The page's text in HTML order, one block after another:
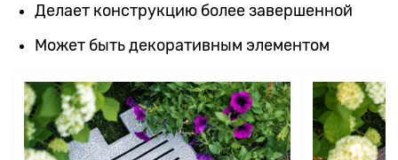
Делает конструкцию более завершенной
Может быть декоративным элементом